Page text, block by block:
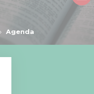
Agenda